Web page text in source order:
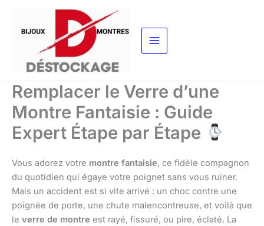
contenu
Remplacer le Verre d’une
Montre Fantaisie : Guide
Expert Étape par Étape
Vous adorez votre montre fantaisie, ce fidèle compagnon
du quotidien qui égaye votre poignet sans vous ruiner.
Mais un accident est si vite arrivé : un choc contre une
poignée de porte, une chute malencontreuse, et voilà que
le verre de montre est rayé, fissuré, ou pire, éclaté. La